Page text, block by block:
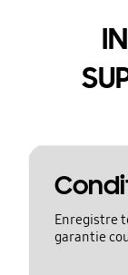
Enregistre
garantie